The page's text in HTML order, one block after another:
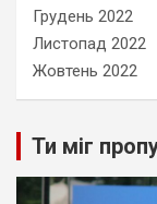
Грудень 2022
Листопад 2022
Жовтень 2022
Ти міг